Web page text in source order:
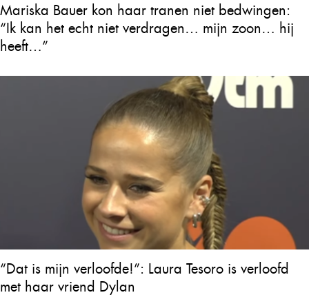
Mariska Bauer kon haar tranen niet bedwingen:
“Ik kan het echt niet verdragen… mijn zoon… hij
heeft…”
“Dat is mijn verloofde!”: Laura Tesoro is verloofd
met haar vriend Dylan